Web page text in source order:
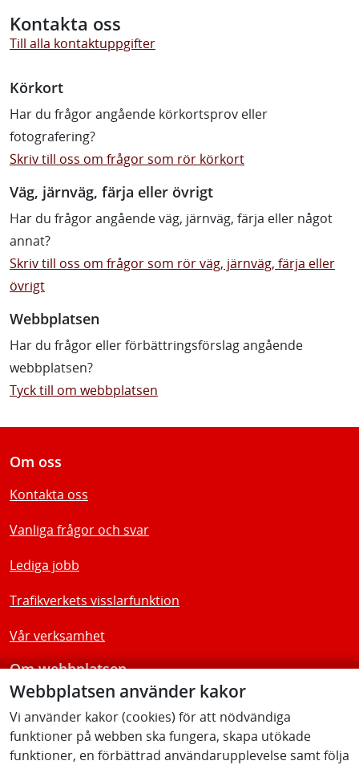
Webbplatsen använder kakor
Vi använder kakor (cookies) för att nödvändiga
funktioner på webben ska fungera, skapa utökade
funktioner, en förbättrad användarupplevelse samt följa
Kontakta oss
Till alla kontaktuppgifter
Körkort
Har du frågor angående körkortsprov eller
fotografering?
Skriv till oss om frågor som rör körkort
Väg, järnväg, färja eller övrigt
Har du frågor angående väg, järnväg, färja eller något
annat?
Skriv till oss om frågor som rör väg, järnväg, färja eller
övrigt
Webbplatsen
Har du frågor eller förbättringsförslag angående
webbplatsen?
Tyck till om webbplatsen
Om oss
Kontakta oss
Vanliga frågor och svar
Lediga jobb
Trafikverkets visslarfunktion
Vår verksamhet
Om webbplatsen
Tillgänglighetsredogörelse
Följ oss